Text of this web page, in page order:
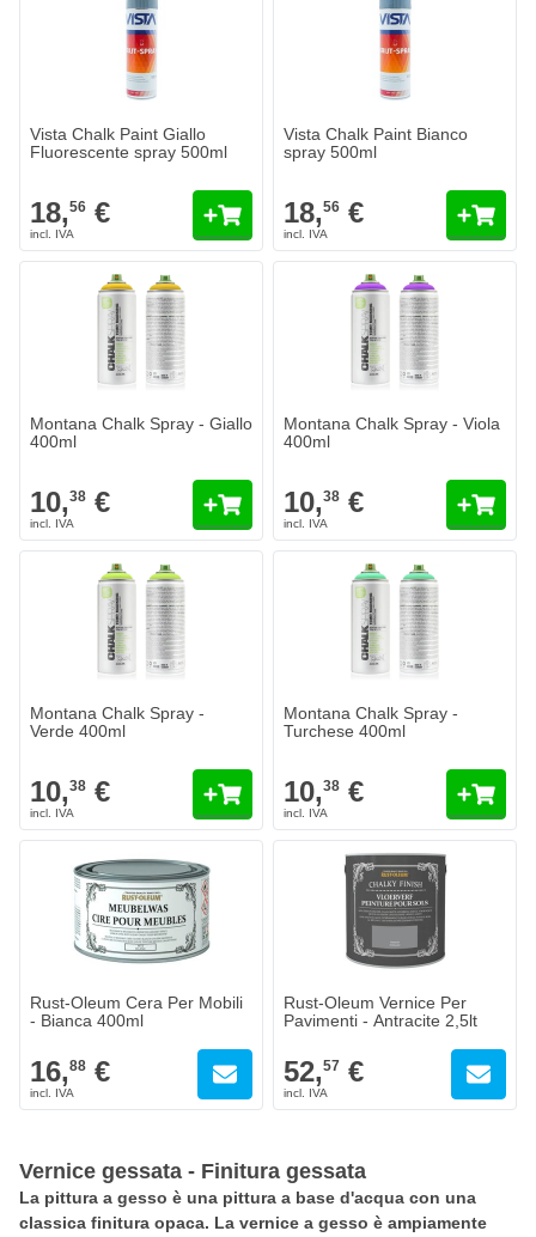
Vista Chalk Paint Giallo
Fluorescente spray 500ml
18,56 €
Vista Chalk Paint Bianco
spray 500ml
18,56 €
Montana Chalk Spray - Giallo
400ml
10,38 €
Montana Chalk Spray - Viola
400ml
10,38 €
Montana Chalk Spray -
Verde 400ml
10,38 €
Montana Chalk Spray -
Turchese 400ml
10,38 €
Rust-Oleum Cera Per Mobili
- Bianca 400ml
16,88 €
Rust-Oleum Vernice Per
Pavimenti - Antracite 2,5lt
52,57 €
Vernice gessata - Finitura gessata
La pittura a gesso è una pittura a base d'acqua con una
classica finitura opaca. La vernice a gesso è ampiamente